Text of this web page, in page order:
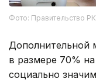
Фото: Правительство РК
Дополнительной
в размере 70%
социально